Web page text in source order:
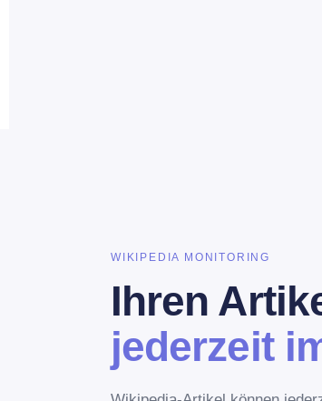
WIKIPEDIA MONITORING
Ihren
jederzeit